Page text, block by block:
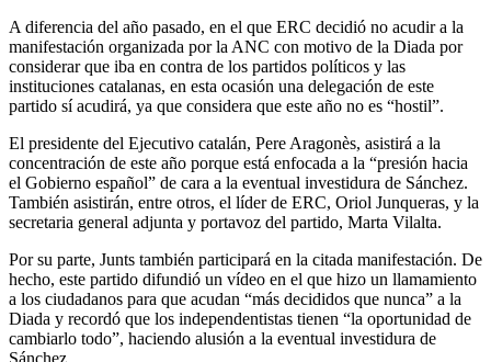
A diferencia del año pasado, en el que ERC decidió no acudir a la
manifestación organizada por la ANC con motivo de la Diada por
considerar que iba en contra de los partidos políticos y las
instituciones catalanas, en esta ocasión una delegación de este
partido sí acudirá, ya que considera que este año no es “hostil”.
El presidente del Ejecutivo catalán, Pere Aragonès, asistirá a la
concentración de este año porque está enfocada a la “presión hacia
el Gobierno español” de cara a la eventual investidura de Sánchez.
También asistirán, entre otros, el líder de ERC, Oriol Junqueras, y la
secretaria general adjunta y portavoz del partido, Marta Vilalta.
Por su parte, Junts también participará en la citada manifestación. De
hecho, este partido difundió un vídeo en el que hizo un llamamiento
a los ciudadanos para que acudan “más decididos que nunca” a la
Diada y recordó que los independentistas tienen “la oportunidad de
cambiarlo todo”, haciendo alusión a la eventual investidura de
Sánchez.